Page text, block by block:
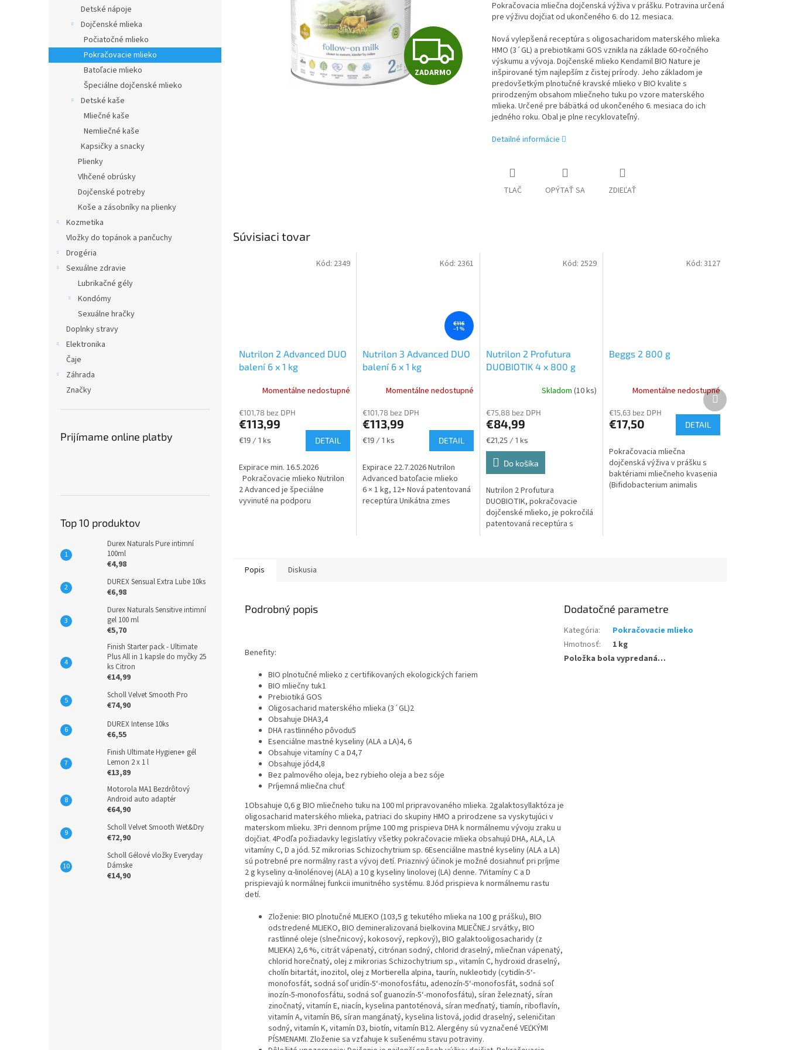
Detské nápoje
Dojčenské mlieka
Počiatočné mlieko
Pokračovacie mlieko
Batoľacie mlieko
Špeciálne dojčenské mlieko
Detské kaše
Mliečné kaše
Nemliečné kaše
Kapsičky a snacky
Plienky
Vlhčené obrúsky
Dojčenské potreby
Koše a zásobníky na plienky
Kozmetika
Vložky do topánok a pančuchy
Drogéria
Sexuálne zdravie
Lubrikačné gély
Kondómy
Sexuálne hračky
Doplnky stravy
Elektronika
Čaje
Záhrada
Značky
Prijímame online platby
Top 10 produktov
Durex Naturals Pure intimní
100ml
€4,98
DUREX Sensual Extra Lube 10ks
€6,98
Durex Naturals Sensitive intimní
gel 100 ml
€5,70
Finish Starter pack - Ultimate
Plus All in 1 kapsle do myčky 25
ks Citron
€14,99
Scholl Velvet Smooth Pro
€74,90
DUREX Intense 10ks
€6,55
Finish Ultimate Hygiene+ gél
Lemon 2 x 1 l
€13,89
Motorola MA1 Bezdrôtový
Android auto adaptér
€64,90
Scholl Velvet Smooth Wet&Dry
€72,90
Scholl Gélové vložky Everyday
Dámske
€14,90
Z
A
M
ZADARMO
Pokračovacia mliečna dojčenská výživa v prášku. Potravina určená
pre výživu dojčiat od ukončeného 6. do 12. mesiaca.
Nová vylepšená receptúra s oligosacharidom materského mlieka
HMO (3´GL) a prebiotikami GOS vznikla na základe 60-ročného
výskumu a vývoja. Dojčenské mlieko Kendamil BIO Nature je
inšpirované tým najlepším z čistej prírody. Jeho základom je
predovšetkým plnotučné kravské mlieko v BIO kvalite s
prirodzeným obsahom mliečneho tuku po vzore materského
mlieka. Určené pre bábätká od ukončeného 6. mesiaca do ich
jedného roku. Obal je plne recyklovateľný.
Detailné informácie
TLAČ OPÝTAŤ SA ZDIEĽAŤ
Súvisiaci tovar
Nutrilon 2 Advanced DUO
balení 6 x 1 kg
Momentálne nedostupné
€101,78 bez DPH
€113,99
Jednotková
€19 / 1 ks DETAIL
Expirace min. 16.5.2026
Pokračovacie mlieko Nutrilon
2 Advanced je špeciálne
vyvinuté na podporu
Kód: 2349
€116
–1 %
Nutrilon 3 Advanced DUO
balení 6 x 1 kg
Momentálne nedostupné
€101,78 bez DPH
€113,99
Jednotková
€19 / 1 ks DETAIL
Expirace 22.7.2026 Nutrilon
Advanced batoľacie mlieko
6 × 1 kg, 12+ Nová patentovaná
receptúra Unikátna zmes
Kód: 2361
Nutrilon 2 Profutura
DUOBIOTIK 4 x 800 g
Skladom(10 ks)
€75,88 bez DPH
€84,99
Jednotková
cena:
€21,25 / 1 ks
Do košíka
Nutrilon 2 Profutura
DUOBIOTIK, pokračovacie
dojčenské mlieko, je pokročilá
patentovaná receptúra s
Kód: 2529
Beggs 2 800 g
Momentálne nedostupné
€15,63 bez DPH
€17,50 DETAIL
Pokračovacia mliečna
dojčenská výživa v prášku s
baktériami mliečneho kvasenia
(Bifidobacterium animalis
Kód: 3127
Ďalší
produkt
Popis Diskusia
Podrobný popis
Benefity:
BIO plnotučné mlieko z certifikovaných ekologických fariem
BIO mliečny tuk1
Prebiotiká GOS
Oligosacharid materského mlieka (3´GL)2
Obsahuje DHA3,4
DHA rastlinného pôvodu5
Esenciálne mastné kyseliny (ALA a LA)4, 6
Obsahuje vitamíny C a D4,7
Obsahuje jód4,8
Bez palmového oleja, bez rybieho oleja a bez sóje
Príjemná mliečna chuť
1Obsahuje 0,6 g BIO mliečneho tuku na 100 ml pripravovaného mlieka. 2galaktosyllaktóza je
oligosacharid materského mlieka, patriaci do skupiny HMO a prirodzene sa vyskytujúci v
materskom mlieku. 3Pri dennom príjme 100 mg prispieva DHA k normálnemu vývoju zraku u
dojčiat. 4Podľa požiadavky legislatívy všetky pokračovacie mlieka obsahujú DHA, ALA, LA
vitamíny C, D a jód. 5Z mikrorias Schizochytrium sp. 6Esenciálne mastné kyseliny (ALA a LA)
sú potrebné pre normálny rast a vývoj detí. Priaznivý účinok je možné dosiahnuť pri príjme
2 g kyseliny α-linolénovej (ALA) a 10 g kyseliny linolovej (LA) denne. 7Vitamíny C a D
prispievajú k normálnej funkcii imunitného systému. 8Jód prispieva k normálnemu rastu
detí.
Zloženie: BIO plnotučné MLIEKO (103,5 g tekutého mlieka na 100 g prášku), BIO
odstredené MLIEKO, BIO demineralizovaná bielkovina MLIEČNEJ srvátky, BIO
rastlinné oleje (slnečnicový, kokosový, repkový), BIO galaktooligosacharidy (z
MLIEKA) 2,6 %, citrát vápenatý, citrónan sodný, chlorid draselný, mliečnan vápenatý,
chlorid horečnatý, olej z mikrorias Schizochytrium sp., vitamín C, hydroxid draselný,
cholín bitartát, inozitol, olej z Mortierella alpina, taurín, nukleotidy (cytidín-5‘-
monofosfát, sodná soľ uridín-5‘-monofosfátu, adenozín-5‘-monofosfát, sodná soľ
inozín-5-monofosfátu, sodná soľ guanozín-5‘-monofosfátu), síran železnatý, síran
zinočnatý, vitamín E, niacín, kyselina pantoténová, síran meďnatý, tiamín, riboflavín,
vitamín A, vitamín B6, síran mangánatý, kyselina listová, jodid draselný, seleničitan
sodný, vitamín K, vitamín D3, biotín, vitamín B12. Alergény sú vyznačené VEĽKÝMI
PÍSMENAMI. Zloženie sa vzťahuje k sušenému stavu potraviny.
Dodatočné parametre
Kategória:
Pokračovacie mlieko
Hmotnosť:
1 kg
Položka bola vypredaná…